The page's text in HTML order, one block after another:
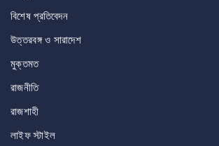
বিশেষ প্রতিবেদন
উত্তরবঙ্গ ও সারাদেশ
মুক্তমত
রাজনীতি
রাজশাহী
লাইফ স্টাইল